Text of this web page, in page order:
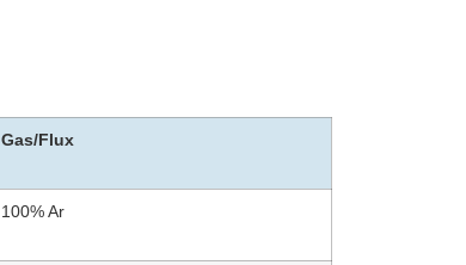
Gas/Flux
100% Ar